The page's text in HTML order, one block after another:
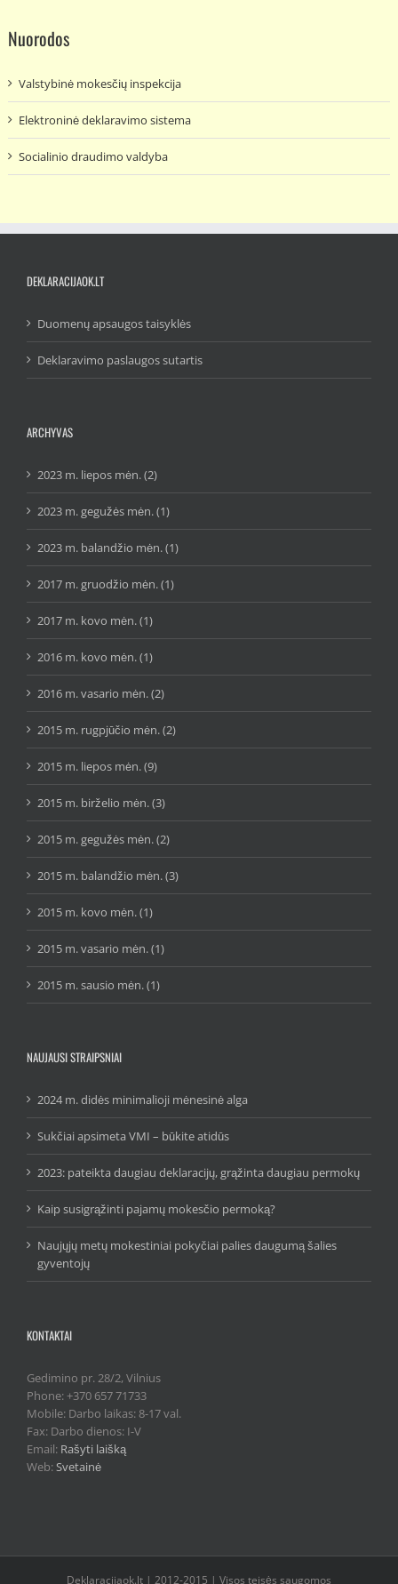
Nuorodos
Valstybinė mokesčių inspekcija
Elektroninė deklaravimo sistema
Socialinio draudimo valdyba
DEKLARACIJAOK.LT
Duomenų apsaugos taisyklės
Deklaravimo paslaugos sutartis
ARCHYVAS
2023 m. liepos mėn. (2)
2023 m. gegužės mėn. (1)
2023 m. balandžio mėn. (1)
2017 m. gruodžio mėn. (1)
2017 m. kovo mėn. (1)
2016 m. kovo mėn. (1)
2016 m. vasario mėn. (2)
2015 m. rugpjūčio mėn. (2)
2015 m. liepos mėn. (9)
2015 m. birželio mėn. (3)
2015 m. gegužės mėn. (2)
2015 m. balandžio mėn. (3)
2015 m. kovo mėn. (1)
2015 m. vasario mėn. (1)
2015 m. sausio mėn. (1)
NAUJAUSI STRAIPSNIAI
2024 m. didės minimalioji mėnesinė alga
Sukčiai apsimeta VMI – būkite atidūs
2023: pateikta daugiau deklaracijų, grąžinta daugiau permokų
Kaip susigrąžinti pajamų mokesčio permoką?
Naujųjų metų mokestiniai pokyčiai palies daugumą šalies
gyventojų
KONTAKTAI
Gedimino pr. 28/2, Vilnius
Phone: +370 657 71733
Mobile: Darbo laikas: 8-17 val.
Fax: Darbo dienos: I-V
Email: Rašyti laišką
Web:Svetainė
Deklaracijaok.lt | 2012-2015 | Visos teisės saugomos